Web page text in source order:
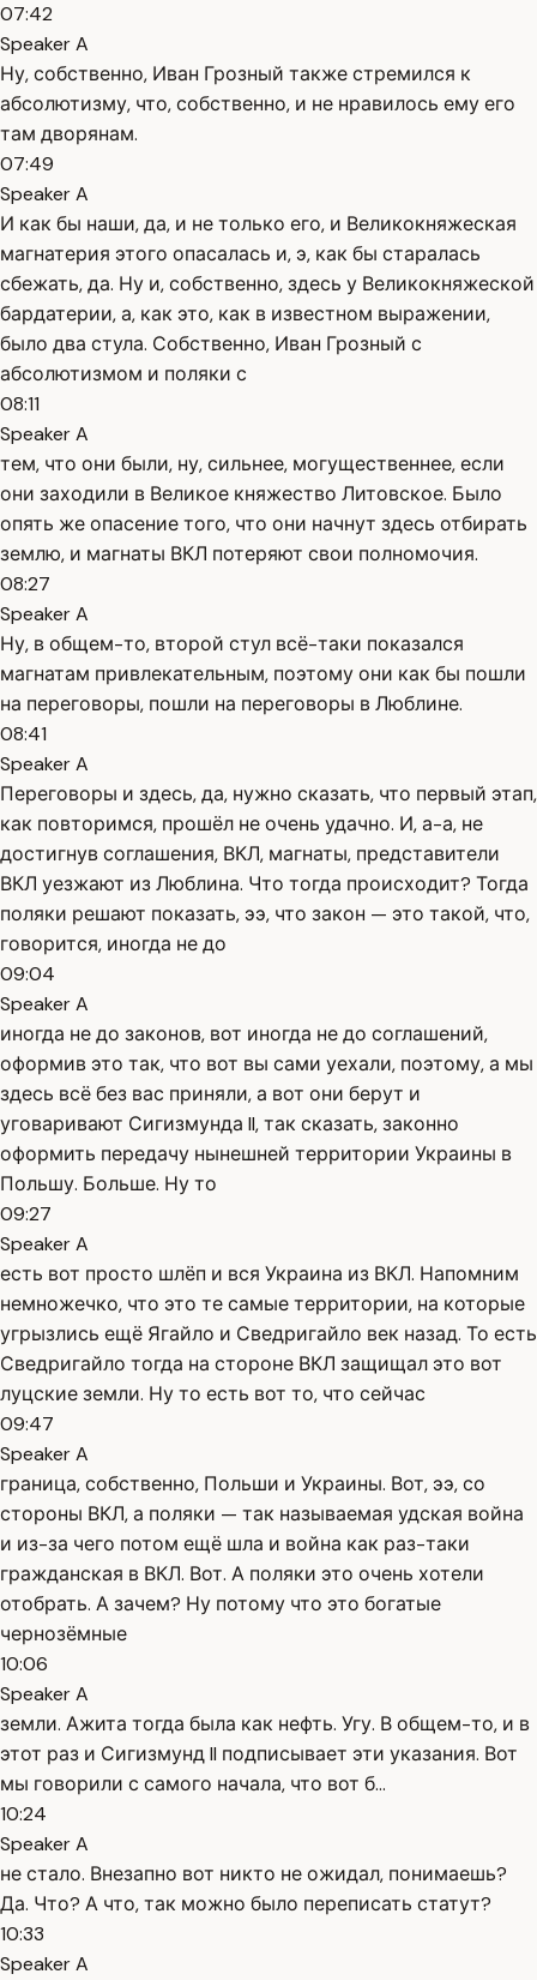
07:42
Speaker A
Ну, собственно, Иван Грозный также стремился к
абсолютизму, что, собственно, и не нравилось ему его
там дворянам.
07:49
Speaker A
И как бы наши, да, и не только его, и Великокняжеская
магнатерия этого опасалась и, э, как бы старалась
сбежать, да. Ну и, собственно, здесь у Великокняжеской
бардатерии, а, как это, как в известном выражении,
было два стула. Собственно, Иван Грозный с
абсолютизмом и поляки с
08:11
Speaker A
тем, что они были, ну, сильнее, могущественнее, если
они заходили в Великое княжество Литовское. Было
опять же опасение того, что они начнут здесь отбирать
землю, и магнаты ВКЛ потеряют свои полномочия.
08:27
Speaker A
Ну, в общем-то, второй стул всё-таки показался
магнатам привлекательным, поэтому они как бы пошли
на переговоры, пошли на переговоры в Люблине.
08:41
Speaker A
Переговоры и здесь, да, нужно сказать, что первый этап,
как повторимся, прошёл не очень удачно. И, а-а, не
достигнув соглашения, ВКЛ, магнаты, представители
ВКЛ уезжают из Люблина. Что тогда происходит? Тогда
поляки решают показать, ээ, что закон — это такой, что,
говорится, иногда не до
09:04
Speaker A
иногда не до законов, вот иногда не до соглашений,
оформив это так, что вот вы сами уехали, поэтому, а мы
здесь всё без вас приняли, а вот они берут и
уговаривают Сигизмунда II, так сказать, законно
оформить передачу нынешней территории Украины в
Польшу. Больше. Ну то
09:27
Speaker A
есть вот просто шлёп и вся Украина из ВКЛ. Напомним
немножечко, что это те самые территории, на которые
угрызлись ещё Ягайло и Сведригайло век назад. То есть
Сведригайло тогда на стороне ВКЛ защищал это вот
луцские земли. Ну то есть вот то, что сейчас
09:47
Speaker A
граница, собственно, Польши и Украины. Вот, ээ, со
стороны ВКЛ, а поляки — так называемая удская война
и из-за чего потом ещё шла и война как раз-таки
гражданская в ВКЛ. Вот. А поляки это очень хотели
отобрать. А зачем? Ну потому что это богатые
чернозёмные
10:06
Speaker A
земли. Ажита тогда была как нефть. Угу. В общем-то, и в
этот раз и Сигизмунд II подписывает эти указания. Вот
мы говорили с самого начала, что вот б...
10:24
Speaker A
не стало. Внезапно вот никто не ожидал, понимаешь?
Да. Что? А что, так можно было переписать статут?
10:33
Speaker A